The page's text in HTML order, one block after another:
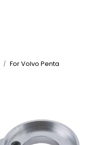
For Volvo Penta